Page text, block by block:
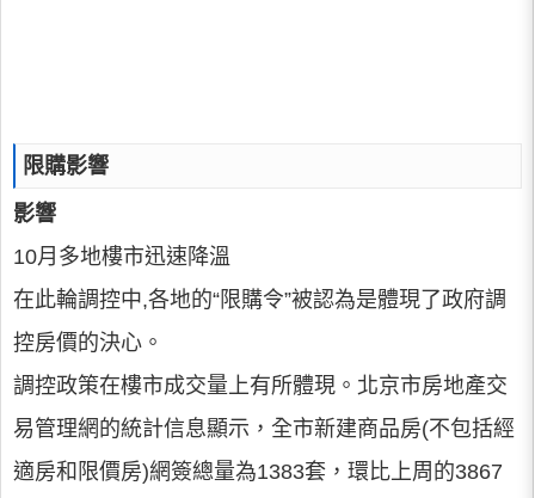
限購影響
影響
10月多地樓市迅速降溫
在此輪調控中,各地的“限購令”被認為是體現了政府調
控房價的決心。
調控政策在樓市成交量上有所體現。北京市房地產交
易管理網的統計信息顯示，全市新建商品房(不包括經
適房和限價房)網簽總量為1383套，環比上周的3867